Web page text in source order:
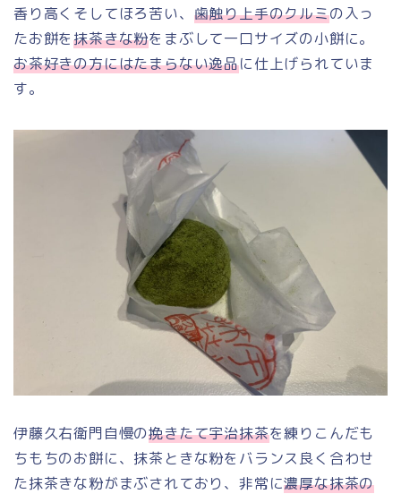
香り高くそしてほろ苦い、 歯触り上手のクルミの入っ
たお餅を抹茶きな粉をまぶして一口サイズの小餅に。
お茶好きの方にはたまらない逸品に仕上げられていま
す。
伊藤久右衛門自慢の挽きたて宇治抹茶を練りこんだも
ちもちのお餅に、抹茶ときな粉をバランス良く合わせ
た抹茶きな粉がまぶされており、非常に濃厚な抹茶の